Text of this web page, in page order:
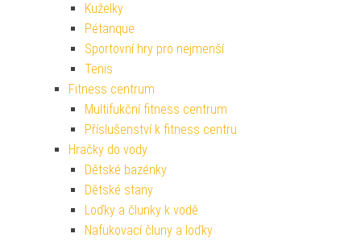
Kuželky
Pétanque
Sportovní hry pro nejmenší
Tenis
Fitness centrum
Multifukční fitness centrum
Příslušenství k fitness centru
Hračky do vody
Dětské bazénky
Dětské stany
Loďky a člunky k vodě
Nafukovací čluny a loďky